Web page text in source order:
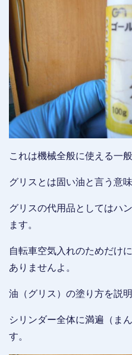
これは機械全般に使える一
グリスとは固い油と言う意味
グリスの代用品としてはハ
ます。
自転車空気入れのためだけ
ありませんよ。
油（グリス）の塗り方を説明
シリンダー全体に満遍（ま
す。